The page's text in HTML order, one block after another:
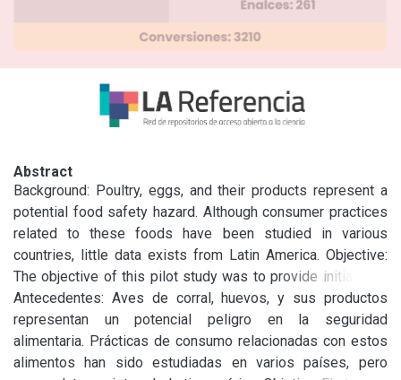
Abstract
Background: Poultry, eggs, and their products represent a
potential food safety hazard. Although consumer practices
related to these foods have been studied in various
countries, little data exists from Latin America. Objective:
The objective of this pilot study was to provide initial data
to characterize consumers’ purchase, storage, handling, and
preparation of poultry products and eggs in three countries:
Argentina, Colombia, and USA. Methods: Consumers (n =
425 total) in each location completed a questionnaire about
Antecedentes: Aves de corral, huevos, y sus productos
representan un potencial peligro en la seguridad
alimentaria. Prácticas de consumo relacionadas con estos
alimentos han sido estudiadas en varios países, pero